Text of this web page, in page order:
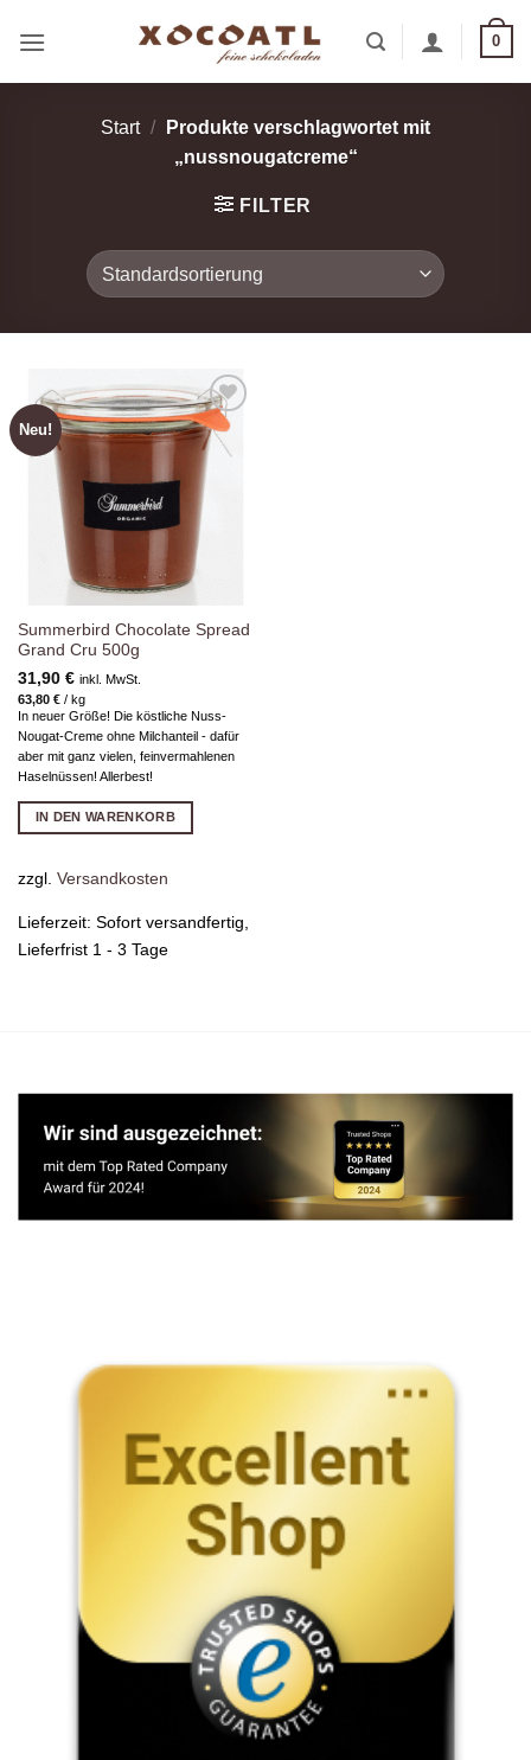
Inhalt
0
Start /
Produkte verschlagwortet mit
„nussnougatcreme“
FILTER
Neu!
Zur
Wunschliste
hinzufügen
Summerbird Chocolate Spread
Grand Cru 500g
31,90 € inkl. MwSt.
63,80 €/ kg
In neuer Größe! Die köstliche Nuss-
Nougat-Creme ohne Milchanteil - dafür
aber mit ganz vielen, feinvermahlenen
Haselnüssen! Allerbest!
IN DEN WARENKORB
zzgl. Versandkosten
Lieferzeit: Sofort versandfertig,
Lieferfrist 1 - 3 Tage